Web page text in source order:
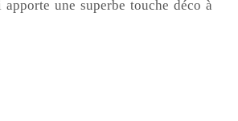
une superbe touche déco à